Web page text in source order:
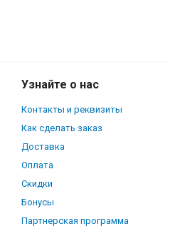
Узнайте о нас
Контакты и реквизиты
Как сделать заказ
Доставка
Оплата
Скидки
Бонусы
Партнерская программа